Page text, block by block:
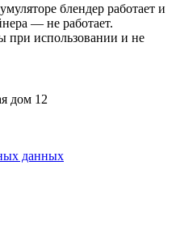
блендер работает и
— не работает.
при использовании и не
дом 12
данных